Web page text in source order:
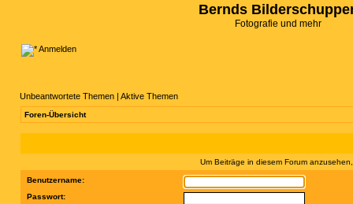
Bernds
Fotografie und mehr
Anmelden
Unbeantwortete Themen | Aktive Themen
Foren-Übersicht
Um Beiträge in diesem Forum
Benutzername:
Passwort: